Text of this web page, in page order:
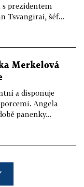
s prezidentem
Tsvangirai, šéf...
Merkelová
a disponuje
Angela
panenky...